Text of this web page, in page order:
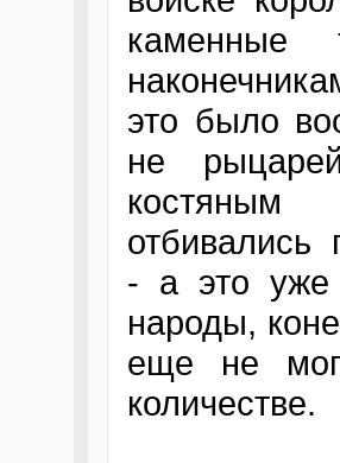
каменные
это было
не
отбивались
- а это уже
народы,
еще не
количестве.